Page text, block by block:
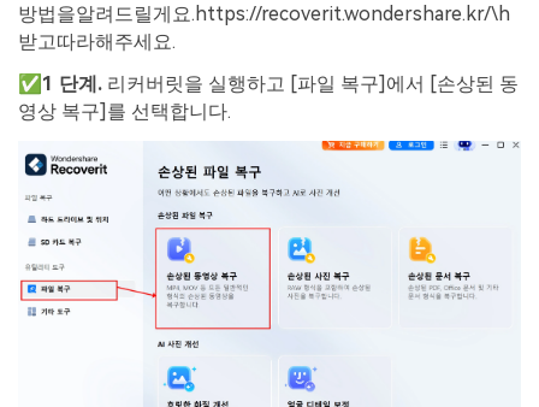
방법을알려드릴게요.https://recoverit.wondershare.kr/\h
받고따라해주세요.
✅1 단계. 리커버릿을 실행하고 [파일 복구]에서 [손상된 동
영상 복구]를 선택합니다.